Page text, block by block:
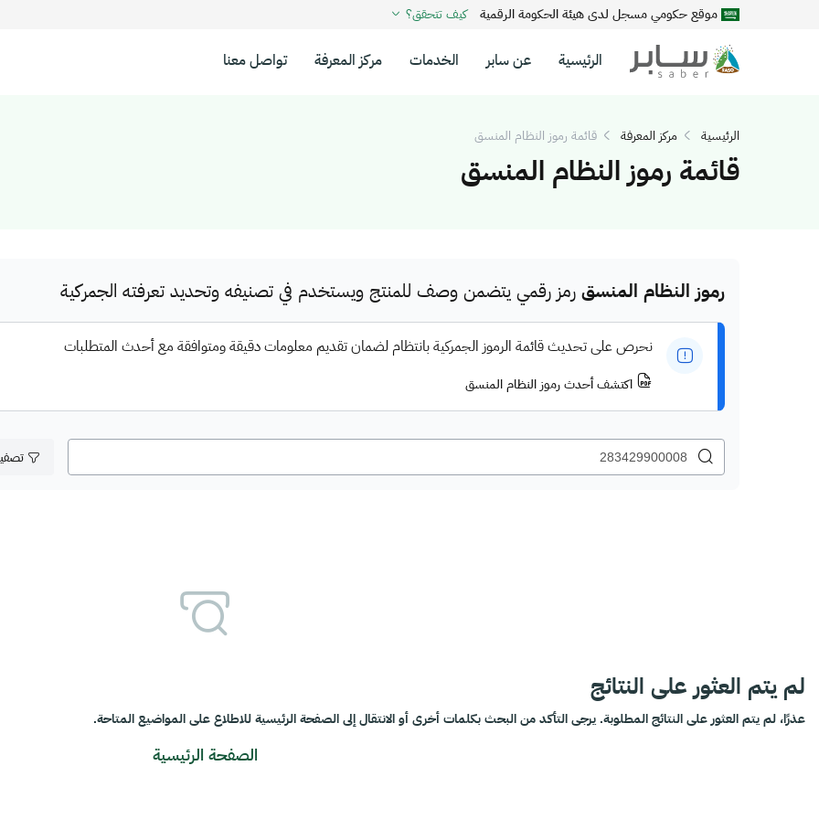
موقع حكومي مسجل لدى هيئة الحكومة الرقمية كيف تتحقق؟
الرئيسية عن سابر الخدمات مركز المعرفة تواصل معنا
الرئيسية مركز المعرفة قائمة رموز النظام المنسق
قائمة رموز النظام المنسق
رموز النظام المنسق رمز رقمي يتضمن وصف للمنتج ويستخدم في تصنيفه وتحديد تعرفته الجمركية
نحرص على تحديث قائمة الرموز الجمركية بانتظام لضمان تقديم معلومات دقيقة ومتوافقة مع أحدث المتطلبات
اكتشف أحدث رموز النظام المنسق
لم يتم العثور على النتائج
عذرًا، لم يتم العثور على النتائج المطلوبة. يرجى التأكد من البحث بكلمات أخرى أو الانتقال إلى الصفحة الرئيسية للاطلاع على المواضيع المتاحة.
الصفحة الرئيسية